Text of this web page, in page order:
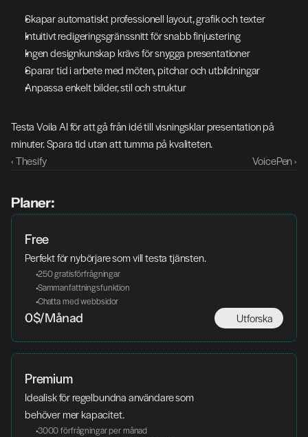
Skapar automatiskt professionell layout, grafik och texter
Intuitivt redigeringsgränssnitt för snabb finjustering
Ingen designkunskap krävs för snygga presentationer
Sparar tid i arbete med möten, pitchar och utbildningar
Anpassa enkelt bilder, stil och struktur
Testa Voila AI för att gå från idé till visningsklar presentation på
minuter. Spara tid utan att tumma på kvaliteten.
‹ Thesify
VoicePen ›
Planer:
Free
Perfekt för nybörjare som vill testa tjänsten.
250 gratisförfrågningar
Sammanfattningsfunktion
Chatta med webbsidor
Utforska
0$/Månad
Premium
Idealisk för regelbundna användare som
behöver mer kapacitet.
3000 förfrågningar per månad